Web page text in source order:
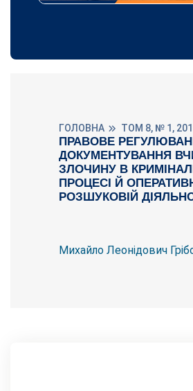
ГОЛОВНА ТОМ 8, № 1,
ПРАВОВЕ
ДОКУМЕНТУВАННЯ
ЗЛОЧИНУ В
ПРОЦЕСІ Й
РОЗШУКОВІЙ
Михайло Леонідович